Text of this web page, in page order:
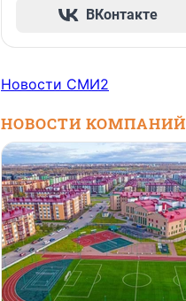
ВКонтакте
Новости СМИ2
НОВОСТИ КОМПАНИЙ